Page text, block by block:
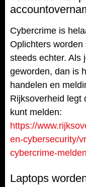
Cybercrime is
Oplichters worden
steeds echter. Als
geworden, dan is
handelen en
Rijksoverheid legt
kunt melden:
https://
en-cybersecurity/
cybercrime-melden
Laptops